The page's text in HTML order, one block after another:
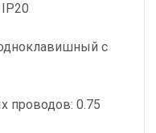
с
проводов: 0.75